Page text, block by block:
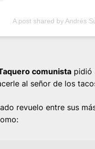
A post shared by Andrés
comunista pidió
al señor de los
revuelo entre sus